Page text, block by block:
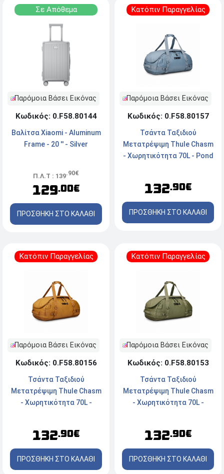
Σε Απόθεμα
Παρόμοια Βάσει Εικόνας
Κωδικός: 0.F58.80144
Βαλίτσα Xiaomi - Aluminum
Frame - 20 '' - Silver
Π.Λ.Τ : 139.90€
129.00€
ΠΡΟΣΘΗΚΗ ΣΤΟ ΚΑΛΑΘΙ
Κατόπιν Παραγγελίας
Παρόμοια Βάσει Εικόνας
Κωδικός: 0.F58.80157
Τσάντα Ταξιδιού
Μετατρέψιμη Thule Chasm
- Χωρητικότητα 70L - Pond
132.90€
ΠΡΟΣΘΗΚΗ ΣΤΟ ΚΑΛΑΘΙ
Κατόπιν Παραγγελίας
Παρόμοια Βάσει Εικόνας
Κωδικός: 0.F58.80156
Τσάντα Ταξιδιού
Μετατρέψιμη Thule Chasm
- Χωρητικότητα 70L -
132.90€
ΠΡΟΣΘΗΚΗ ΣΤΟ ΚΑΛΑΘΙ
Κατόπιν Παραγγελίας
Παρόμοια Βάσει Εικόνας
Κωδικός: 0.F58.80153
Τσάντα Ταξιδιού
Μετατρέψιμη Thule Chasm
- Χωρητικότητα 70L -
132.90€
ΠΡΟΣΘΗΚΗ ΣΤΟ ΚΑΛΑΘΙ